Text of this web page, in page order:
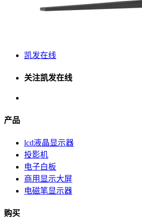
凯发在线
关注凯发在线
产品
lcd液晶显示器
投影机
电子白板
商用显示大屏
电磁笔显示器
购买